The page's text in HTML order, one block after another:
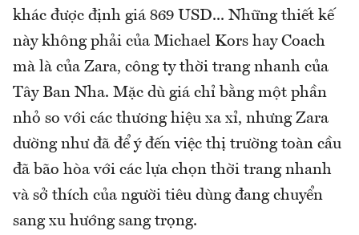
khác được định giá 869 USD... Những thiết kế
này không phải của Michael Kors hay Coach
mà là của Zara, công ty thời trang nhanh của
Tây Ban Nha. Mặc dù giá chỉ bằng một phần
nhỏ so với các thương hiệu xa xỉ, nhưng Zara
dường như đã để ý đến việc thị trường toàn cầu
đã bão hòa với các lựa chọn thời trang nhanh
và sở thích của người tiêu dùng đang chuyển
sang xu hướng sang trọng.